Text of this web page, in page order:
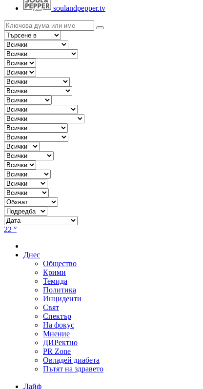
soulandpepper.tv
22 °
Днес
Общество
Крими
Темида
Политика
Инциденти
Свят
Спектър
На фокус
Мнение
ДИРектно
PR Zone
Овладей диабета
Пътят на здравето
Лайф